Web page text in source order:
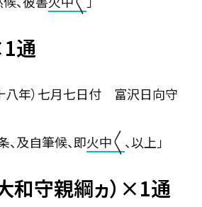
通
十八年）七月七日付 富沢日向守
、及自筆候、即火中〳〵 、以上」
和守親綱ヵ）×1通